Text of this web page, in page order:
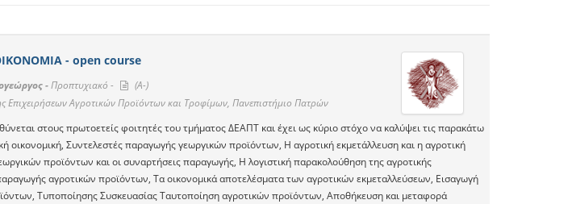
- open course
-Προπτυχιακό -
(A-)
Επιχειρήσεων Αγροτικών Προϊόντων και Τροφίμων, Πανεπιστήμιο Πατρών
στους πρωτοετείς φοιτητές του τμήματος ΔΕΑΠΤ και έχει ως κύριο στόχο να καλύψει τις παρακάτω
οικονομική, Συντελεστές παραγωγής γεωργικών προϊόντων, Η αγροτική εκμετάλλευση και η αγροτική
προϊόντων και οι συναρτήσεις παραγωγής, Η λογιστική παρακολούθηση της αγροτικής
αγροτικών προϊόντων, Τα οικονομικά αποτελέσματα των αγροτικών εκμεταλλεύσεων, Εισαγωγή
Τυποποίησης Συσκευασίας Ταυτοποίηση αγροτικών προϊόντων, Αποθήκευση και μεταφορά